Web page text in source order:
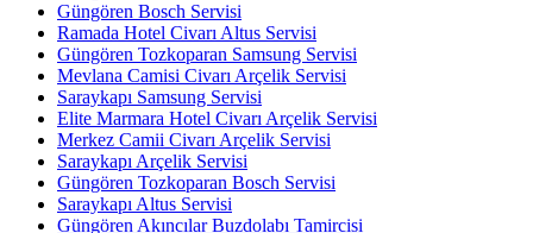
Güngören Bosch Servisi
Ramada Hotel Civarı Altus Servisi
Güngören Tozkoparan Samsung Servisi
Mevlana Camisi Civarı Arçelik Servisi
Saraykapı Samsung Servisi
Elite Marmara Hotel Civarı Arçelik Servisi
Merkez Camii Civarı Arçelik Servisi
Saraykapı Arçelik Servisi
Güngören Tozkoparan Bosch Servisi
Saraykapı Altus Servisi
Güngören Akıncılar Buzdolabı Tamircisi